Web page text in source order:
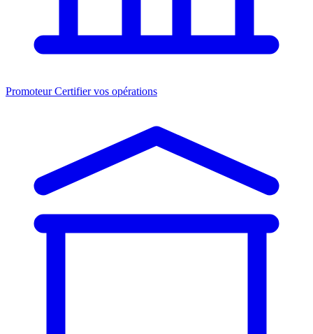
Promoteur Certifier vos opérations